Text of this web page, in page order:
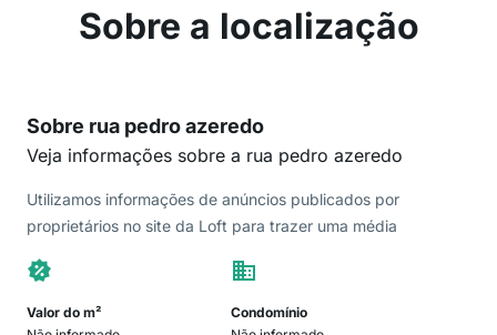
Sobre a localização
Sobre rua pedro azeredo
Veja informações sobre a rua pedro azeredo
Utilizamos informações de anúncios publicados por
proprietários no site da Loft para trazer uma média
Valor do m²
Condomínio